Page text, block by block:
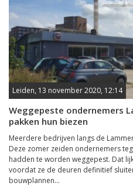
Leiden, 13 november 2020, 12:14
Weggepeste ondernemers
pakken hun biezen
Meerdere bedrijven langs de
Deze zomer zeiden ondernemers
hadden te worden weggepest. Dat
voordat ze de deuren definitief
bouwplannen...